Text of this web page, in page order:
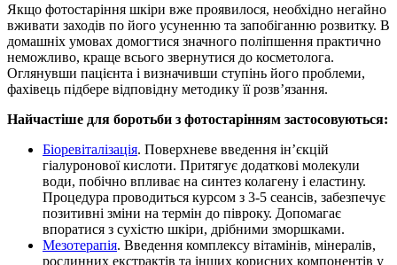
Якщо фотостаріння шкіри вже проявилося, необхідно негайно
вживати заходів по його усуненню та запобіганню розвитку. В
домашніх умовах домогтися значного поліпшення практично
неможливо, краще всього звернутися до косметолога.
Оглянувши пацієнта і визначивши ступінь його проблеми,
фахівець підбере відповідну методику її розв’язання.
Найчастіше для боротьби з фотостарінням застосовуються:
Біоревіталізація. Поверхневе введення ін’єкцій
гіалуронової кислоти. Притягує додаткові молекули
води, побічно впливає на синтез колагену і еластину.
Процедура проводиться курсом з 3-5 сеансів, забезпечує
позитивні зміни на термін до півроку. Допомагає
впоратися з сухістю шкіри, дрібними зморшками.
Мезотерапія. Введення комплексу вітамінів, мінералів,
рослинних екстрактів та інших корисних компонентів у